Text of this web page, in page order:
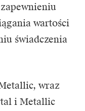
wartości
świadczenia
wraz
i Metallic